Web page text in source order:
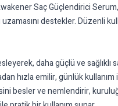
Saç Güçlendirici
uzamasını destekler. Düzenli
daha güçlü ve sağlıklı
hızla emilir, günlük kullanım
besler ve nemlendirir,